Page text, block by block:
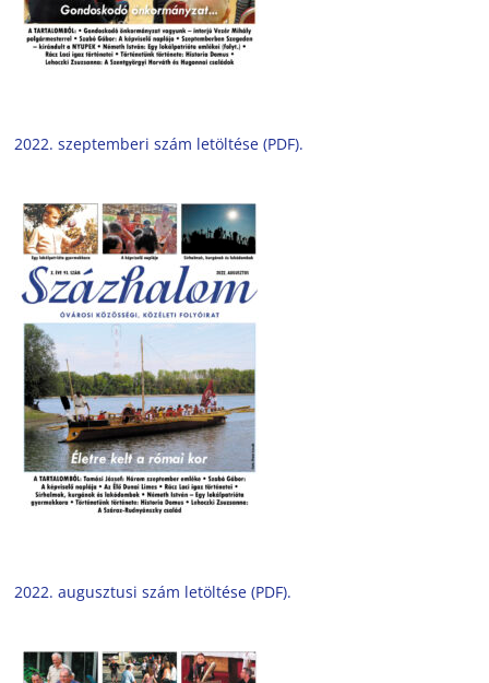
2022. szeptemberi szám letöltése (PDF).
2022. augusztusi szám letöltése (PDF).